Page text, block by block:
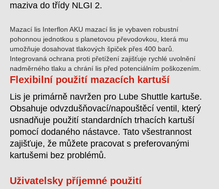
maziva do třídy NLGI 2.
Mazací lis Interflon AKU mazací lis je vybaven robustní
pohonnou jednotkou s planetovou převodovkou, která mu
umožňuje dosahovat tlakových špiček přes 400 barů.
Integrovaná ochrana proti přetížení zajišťuje rychlé uvolnění
nadměrného tlaku a chrání lis před potenciálním poškozením.
Flexibilní použití mazacích kartuší
Lis je primárně navržen pro Lube Shuttle kartuše.
Obsahuje odvzdušňovací/napouštěcí ventil, který
usnadňuje použití standardních trhacích kartuší
pomocí dodaného nástavce. Tato všestrannost
zajišťuje, že můžete pracovat s preferovanými
kartušemi bez problémů.
Uživatelsky příjemné použití